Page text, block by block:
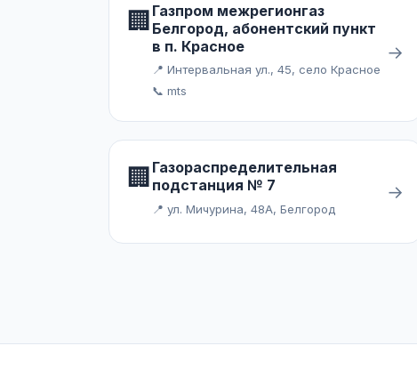
🏢 Газпром межрегионгаз
Белгород, абонентский пункт
в п. Красное
📍 Интервальная ул., 45, село Красное
📞 mts
→
🏢 Газораспределительная
подстанция № 7
📍 ул. Мичурина, 48А, Белгород
→